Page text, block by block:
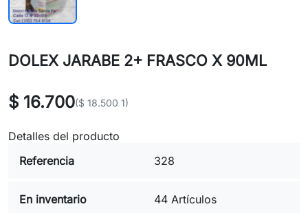
DOLEX JARABE 2+ FRASCO X 90ML
$ 16.700($ 18.500 1)
Detalles del producto
Referencia
328
En inventario 44 Artículos